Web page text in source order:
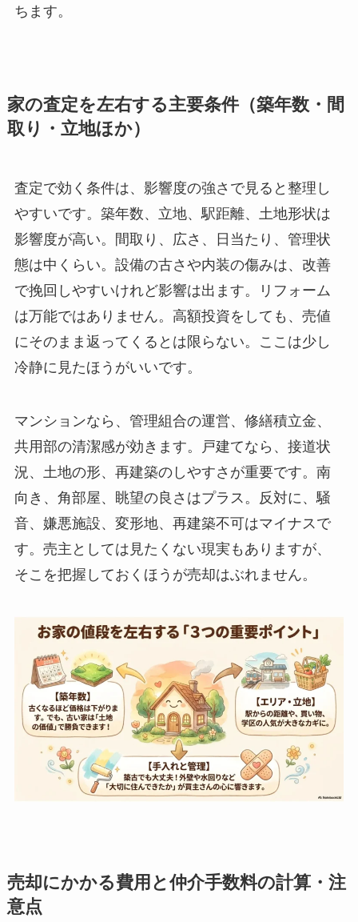
ちます。
家の査定を左右する主要条件（築年数・間
取り・立地ほか）
査定で効く条件は、影響度の強さで見ると整理し
やすいです。築年数、立地、駅距離、土地形状は
影響度が高い。間取り、広さ、日当たり、管理状
態は中くらい。設備の古さや内装の傷みは、改善
で挽回しやすいけれど影響は出ます。リフォーム
は万能ではありません。高額投資をしても、売値
にそのまま返ってくるとは限らない。ここは少し
冷静に見たほうがいいです。
マンションなら、管理組合の運営、修繕積立金、
共用部の清潔感が効きます。戸建てなら、接道状
況、土地の形、再建築のしやすさが重要です。南
向き、角部屋、眺望の良さはプラス。反対に、騒
音、嫌悪施設、変形地、再建築不可はマイナスで
す。売主としては見たくない現実もありますが、
そこを把握しておくほうが売却はぶれません。
売却にかかる費用と仲介手数料の計算・注
意点